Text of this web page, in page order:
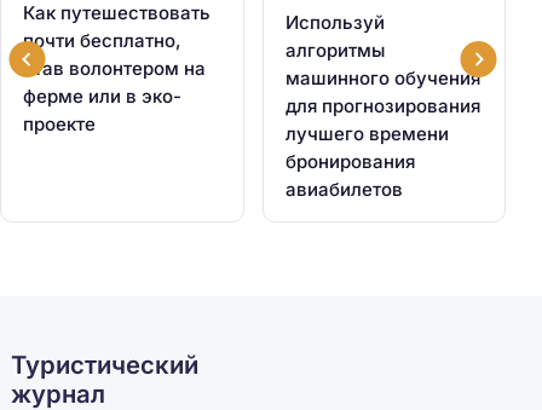
Как путешествовать
почти бесплатно,
став волонтером на
ферме или в эко-
проекте
Используй
алгоритмы
машинного обучения
для прогнозирования
лучшего времени
бронирования
авиабилетов
Туристический
журнал